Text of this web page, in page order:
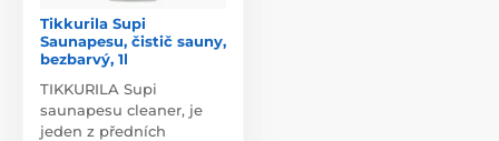
Tikkurila Supi
Saunapesu, čistič sauny,
bezbarvý, 1l
TIKKURILA Supi
saunapesu cleaner, je
jeden z předních